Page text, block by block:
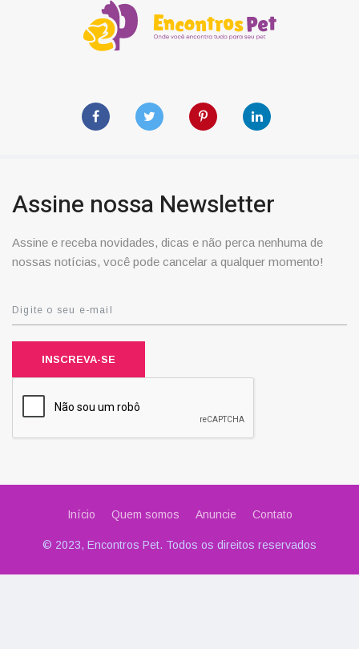
Assine nossa Newsletter
Assine e receba novidades, dicas e não perca nenhuma de
nossas notícias, você pode cancelar a qualquer momento!
INSCREVA-SE
Início Quem somos Anuncie Contato
© 2023, Encontros Pet. Todos os direitos reservados